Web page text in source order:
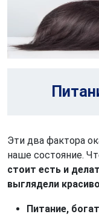
Эти два фактора
наше состояние.
стоит есть и
выглядели
Питание,